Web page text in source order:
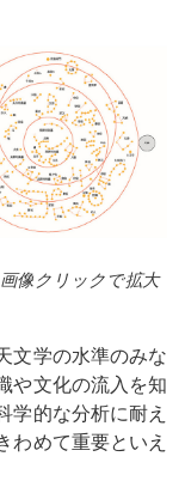
像クリックで拡大
文学の水準のみな
や文化の流入を知
学的な分析に耐え
わめて重要といえ